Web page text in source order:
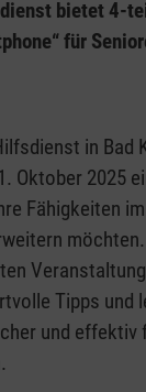
bietet 4-
für
in Bad
Oktober 2025
Fähigkeiten
Tipps und
und effektiv